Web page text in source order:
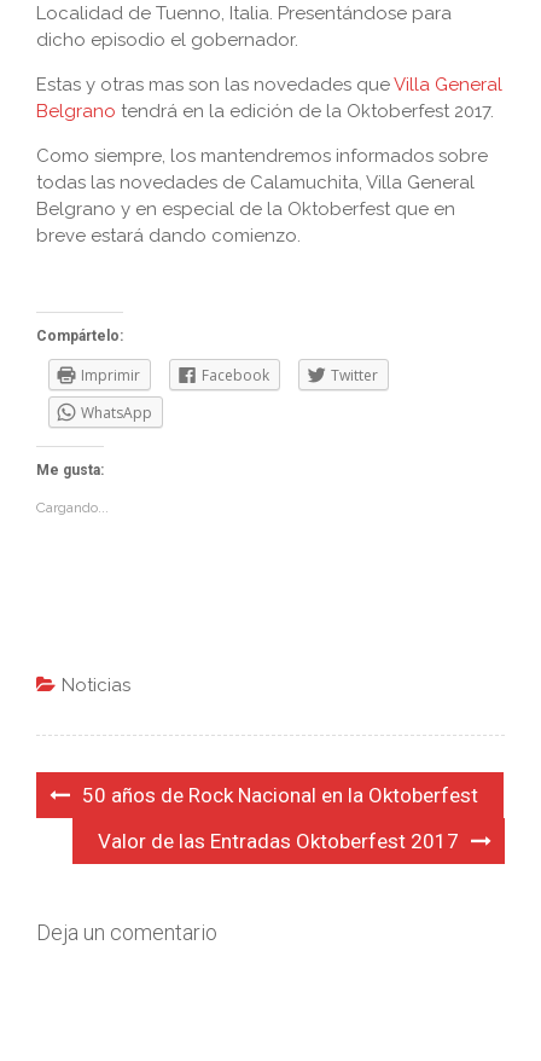
Localidad de Tuenno, Italia. Presentándose para
dicho episodio el gobernador.
Estas y otras mas son las novedades queVilla General
Belgrano tendrá en la edición de la Oktoberfest 2017.
Como siempre, los mantendremos informados sobre
todas las novedades de Calamuchita, Villa General
Belgrano y en especial de la Oktoberfest que en
breve estará dando comienzo.
Compártelo:
Imprimir Facebook
Twitter
WhatsApp
Me gusta:
Cargando...
Noticias
Navegación
de
entradas
50 años de Rock Nacional en la Oktoberfest
Valor de las Entradas Oktoberfest 2017
Deja un comentario